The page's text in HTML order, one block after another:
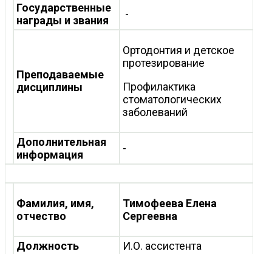
Государственные
награды и звания
-
Преподаваемые
дисциплины
Ортодонтия и детское
протезирование
Профилактика
стоматологических
заболеваний
Дополнительная
информация
-
Фамилия, имя,
отчество
Тимофеева Елена
Сергеевна
Должность И.О. ассистента